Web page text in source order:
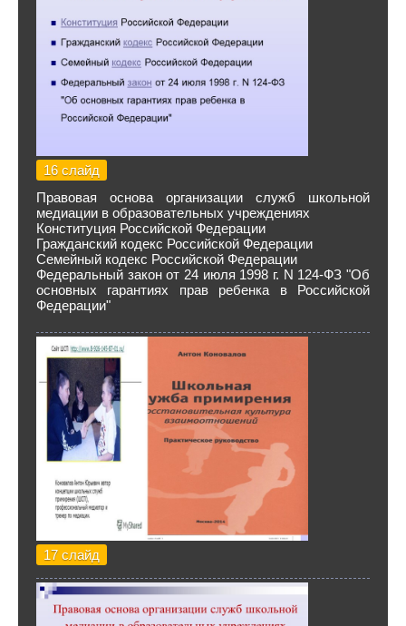
16 слайд
Правовая основа организации служб школьной
медиации в образовательных учреждениях
Конституция Российской Федерации
Гражданский кодекс Российской Федерации
Семейный кодекс Российской Федерации
Федеральный закон от 24 июля 1998 г. N 124-ФЗ "Об
основных гарантиях прав ребенка в Российской
Федерации"
17 слайд